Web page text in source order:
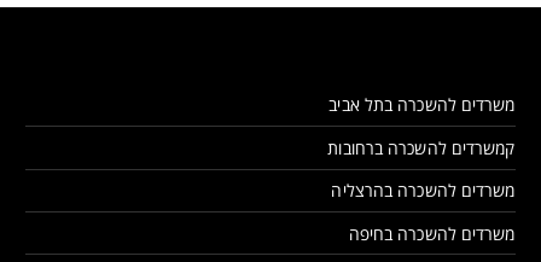
משרדים להשכרה בתל אביב
קמשרדים להשכרה ברחובות
משרדים להשכרה בהרצליה
משרדים להשכרה בחיפה